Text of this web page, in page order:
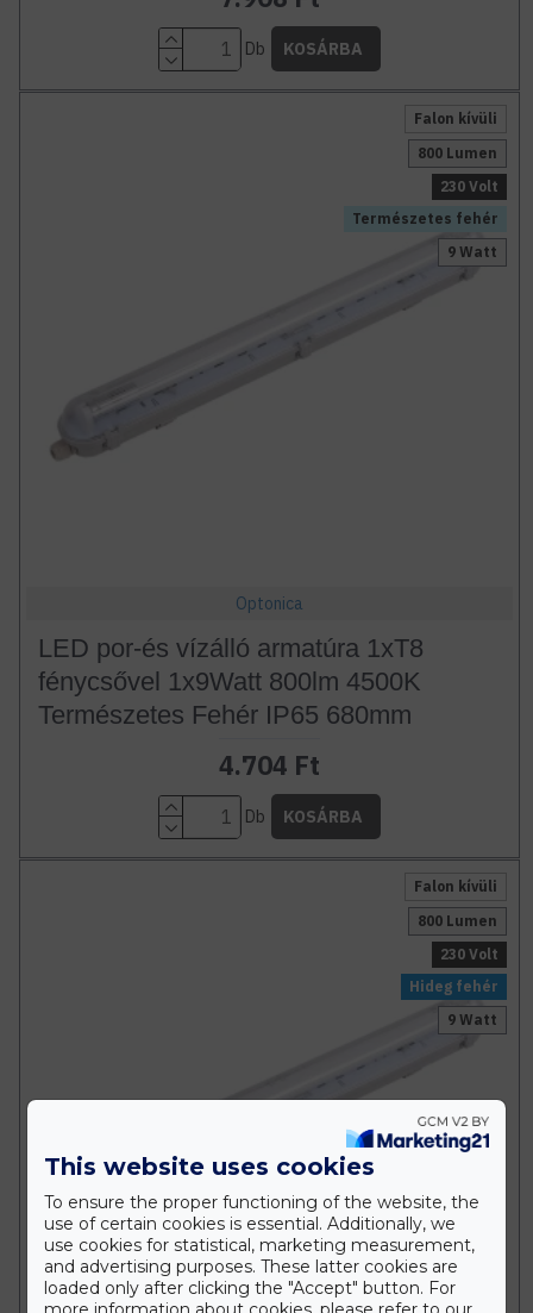
Db KOSÁRBA
Természetes fehér
Falon kívüli
800 Lumen
9 Watt
230 Volt
Optonica
LED por-és vízálló armatúra 1xT8
fénycsővel 1x9Watt 800lm 4500K
Természetes Fehér IP65 680mm
4.704 Ft
Db KOSÁRBA
Hideg fehér
Falon kívüli
800 Lumen
9 Watt
230 Volt
This website uses cookies
To ensure the proper functioning of the website, the
use of certain cookies is essential. Additionally, we
use cookies for statistical, marketing measurement,
and advertising purposes. These latter cookies are
loaded only after clicking the "Accept" button. For